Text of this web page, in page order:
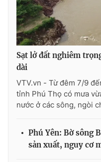
Sạt lở đất nghiêm
dài
VTV.vn - Từ đêm 7/9
tỉnh Phú Thọ có mưa
nước ở các sông, ngòi
Phú Yên: Bờ sông
sản xuất, nguy cơ